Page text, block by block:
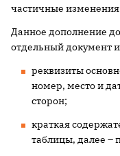
частичные изменения
Данное дополнение
отдельный документ
реквизиты
номер, место и
сторон;
краткая
таблицы, далее –